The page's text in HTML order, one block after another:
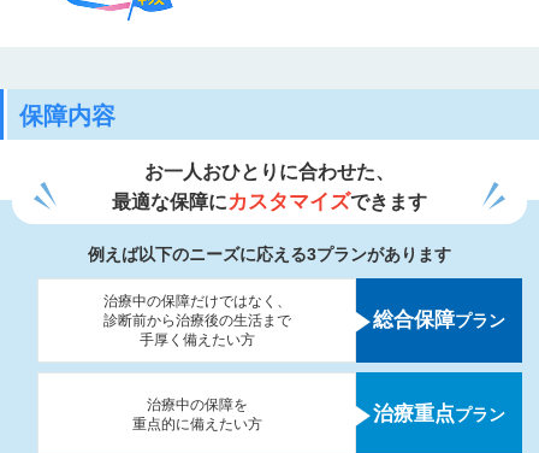
保障内容
お一人おひとりに合わせた、
最適な保障にカスタマイズできます
例えば以下のニーズに応える3プランがあります
総合保障プラン
治療中の保障だけではなく、
診断前から治療後の生活まで
手厚く備えたい方
治療重点プラン
治療中の保障を
重点的に備えたい方